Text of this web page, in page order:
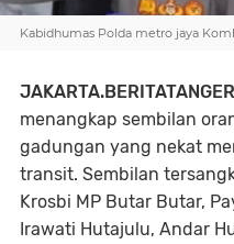
Kabidhumas Polda metro jaya
menangkap sembilan
gadungan yang nekat
transit. Sembilan
Krosbi MP Butar Butar,
Irawati Hutajulu, Andar